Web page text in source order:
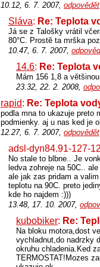
10.12, 6. 7. 2007, odpovědět
Sláva: Re: Teplota
Já se z Talošky vrátil
80°C. Prostě ta mrška
10.47, 6. 7. 2007,
14.6: Re: Teplota
Mám 156 1,8 a
23.32, 22. 2. 2008,
rapid: Re: Teplota
podla mna to ukazuje preto
podmienky. aj u nas ked je
12.27, 6. 7. 2007, odpovědět
adsl-dyn84.91-127-
No stale to blbne.. Je
ledva zohreje na 50C..
ale jak zas pridam a
teplotu na 90C. preto
kde ho najdem :)))
13.48, 17. 10. 2007,
kubobiker: Re:
Na bloku motora,dost
vychladnut,do nadrzky
okruhu chladenia.Ked
TERMOSTAT!Mozes